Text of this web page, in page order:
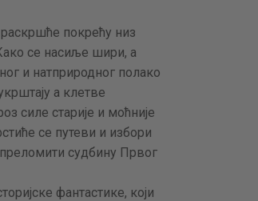
раскршће покрећу низ
се насиље шири, а
и натприродног полако
а клетве
силе старије и моћније
се путеви и избори
судбину Првог
фантастике, који